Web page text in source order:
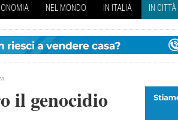
NEL MONDO IN ITALIA IN CITTÀ
il genocidio